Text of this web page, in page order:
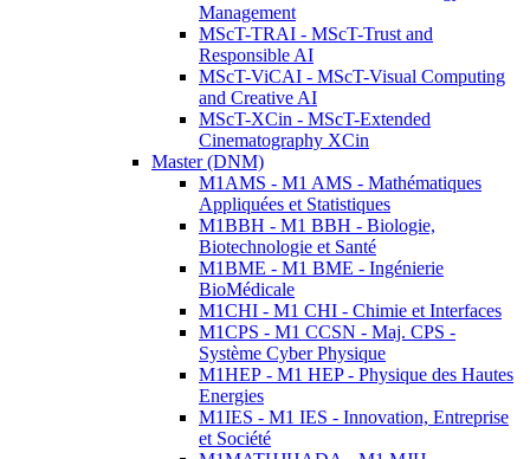
Management
MScT-TRAI - MScT-Trust and
Responsible AI
MScT-ViCAI - MScT-Visual Computing
and Creative AI
MScT-XCin - MScT-Extended
Cinematography XCin
Master (DNM)
M1AMS - M1 AMS - Mathématiques
Appliquées et Statistiques
M1BBH - M1 BBH - Biologie,
Biotechnologie et Santé
M1BME - M1 BME - Ingénierie
BioMédicale
M1CHI - M1 CHI - Chimie et Interfaces
M1CPS - M1 CCSN - Maj. CPS -
Système Cyber Physique
M1HEP - M1 HEP - Physique des Hautes
Energies
M1IES - M1 IES - Innovation, Entreprise
et Société